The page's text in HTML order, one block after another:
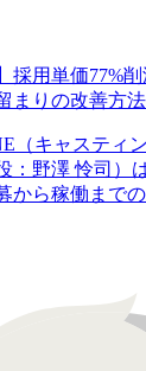
採用単価77%
まりの改善方
（キャスティ
：野澤 怜司）
から稼働まで